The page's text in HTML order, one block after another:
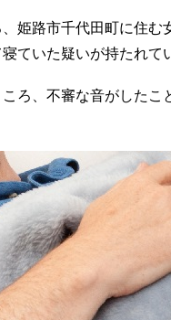
姫路市千代田町に住む
ていた疑いが持たれて
ろ、不審な音がしたこ